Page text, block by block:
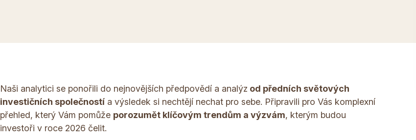
Naši analytici se ponořili do nejnovějších předpovědí a analýz od předních světových
investičních společností a výsledek si nechtějí nechat pro sebe. Připravili pro Vás komplexní
přehled, který Vám pomůže porozumět klíčovým trendům a výzvám, kterým budou
investoři v roce 2026 čelit.